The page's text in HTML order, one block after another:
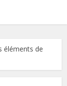
éléments de